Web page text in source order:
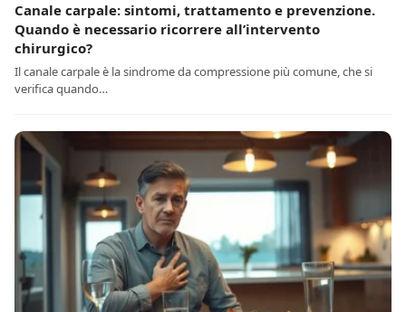
Canale carpale: sintomi, trattamento e prevenzione.
Quando è necessario ricorrere all’intervento
chirurgico?
Il canale carpale è la sindrome da compressione più comune, che si
verifica quando…